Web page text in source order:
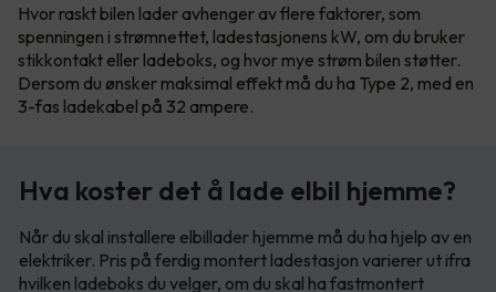
Hvor raskt bilen lader avhenger av flere faktorer, som
spenningen i strømnettet, ladestasjonens kW, om du bruker
stikkontakt eller ladeboks, og hvor mye strøm bilen støtter.
Dersom du ønsker maksimal effekt må du ha Type 2, med en
3-fas ladekabel på 32 ampere.
Hva koster det å lade elbil hjemme?
Når du skal installere elbillader hjemme må du ha hjelp av en
elektriker. Pris på ferdig montert ladestasjon varierer ut ifra
hvilken ladeboks du velger, om du skal ha fastmontert